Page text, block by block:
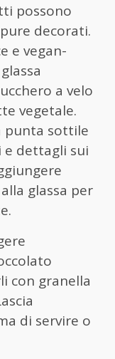
possono
decorati.
e vegan-
a velo
vegetale.
punta sottile
e dettagli sui
glassa per
con granella
di servire o